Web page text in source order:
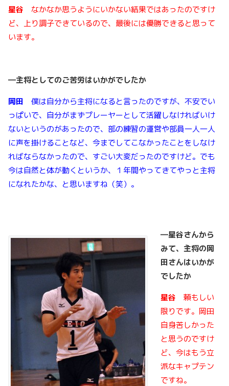
星谷 なかなか思うようにいかない結果ではあったのですけ
ど、上り調子できているので、最後には優勝できると思って
います。
―主将としてのご苦労はいかがでしたか
岡田 僕は自分から主将になると言ったのですが、不安でい
っぱいで、自分がまずプレーヤーとして活躍しなければいけ
ないというのがあったので、部の練習の運営や部員一人一人
に声を掛けることなど、今までしてこなかったことをしなけ
ればならなかったので、すごい大変だったのですけど。でも
今は自然と体が動くというか、１年間やってきてやっと主将
になれたかな、と思いますね（笑）。
―星谷さんから
みて、主将の岡
田さんはいかが
でしたか
星谷 頼もしい
限りです。岡田
自身苦しかった
と思うのですけ
ど、今はもう立
派なキャプテン
ですね。